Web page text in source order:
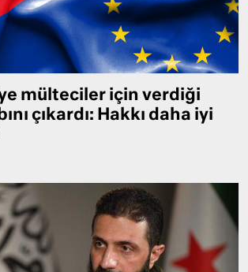
mülteciler için verdiği
çıkardı: Hakkı daha iyi